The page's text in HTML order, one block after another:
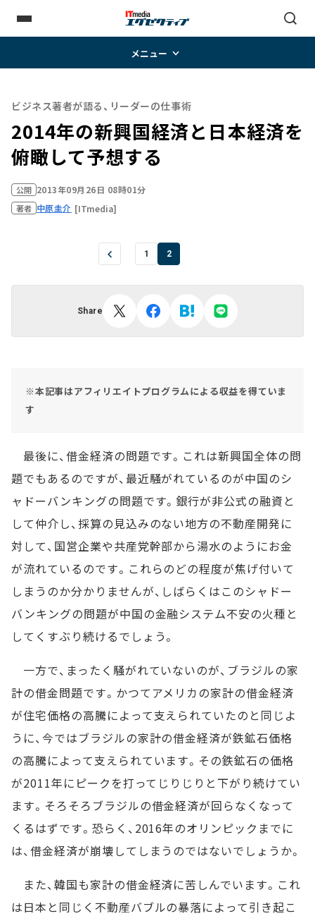
メニュー
ビジネス著者が語る、リーダーの仕事術
2014年の新興国経済と日本経済を
俯瞰して予想する
公開 2013年09月26日 08時01分
著者 中原圭介 [ITmedia]
1 2
Share
※本記事はアフィリエイトプログラムによる収益を得ていま
す
最後に、借金経済の問題です。これは新興国全体の問
題でもあるのですが、最近騒がれているのが中国のシ
ャドーバンキングの問題です。銀行が非公式の融資と
して仲介し、採算の見込みのない地方の不動産開発に
対して、国営企業や共産党幹部から湯水のようにお金
が流れているのです。これらのどの程度が焦げ付いて
しまうのか分かりませんが、しばらくはこのシャドー
バンキングの問題が中国の金融システム不安の火種と
してくすぶり続けるでしょう。
一方で、まったく騒がれていないのが、ブラジルの家
計の借金問題です。かつてアメリカの家計の借金経済
が住宅価格の高騰によって支えられていたのと同じよ
うに、今ではブラジルの家計の借金経済が鉄鉱石価格
の高騰によって支えられています。その鉄鉱石の価格
が2011年にピークを打ってじりじりと下がり続けてい
ます。そろそろブラジルの借金経済が回らなくなって
くるはずです。恐らく、2016年のオリンピックまでに
は、借金経済が崩壊してしまうのではないでしょうか。
また、韓国も家計の借金経済に苦しんでいます。これ
は日本と同じく不動産バブルの暴落によって引き起こ